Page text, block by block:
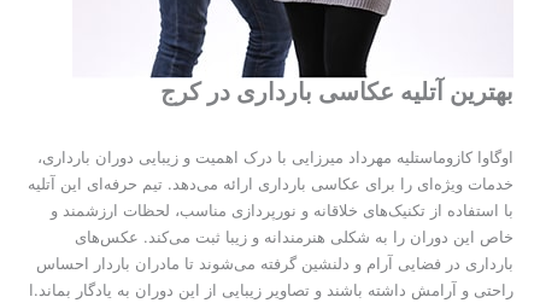
بهترین آتلیه عکاسی بارداری در کرج
اوگاوا کازوماستلیه مهرداد میرزایی با درک اهمیت و زیبایی دوران بارداری،
خدمات ویژه‌ای را برای عکاسی بارداری ارائه می‌دهد. تیم حرفه‌ای این آتلیه
با استفاده از تکنیک‌های خلاقانه و نورپردازی مناسب، لحظات ارزشمند و
خاص این دوران را به شکلی هنرمندانه و زیبا ثبت می‌کند. عکس‌های
بارداری در فضایی آرام و دلنشین گرفته می‌شوند تا مادران باردار احساس
راحتی و آرامش داشته باشند و تصاویر زیبایی از این دوران به یادگار بماند.ا